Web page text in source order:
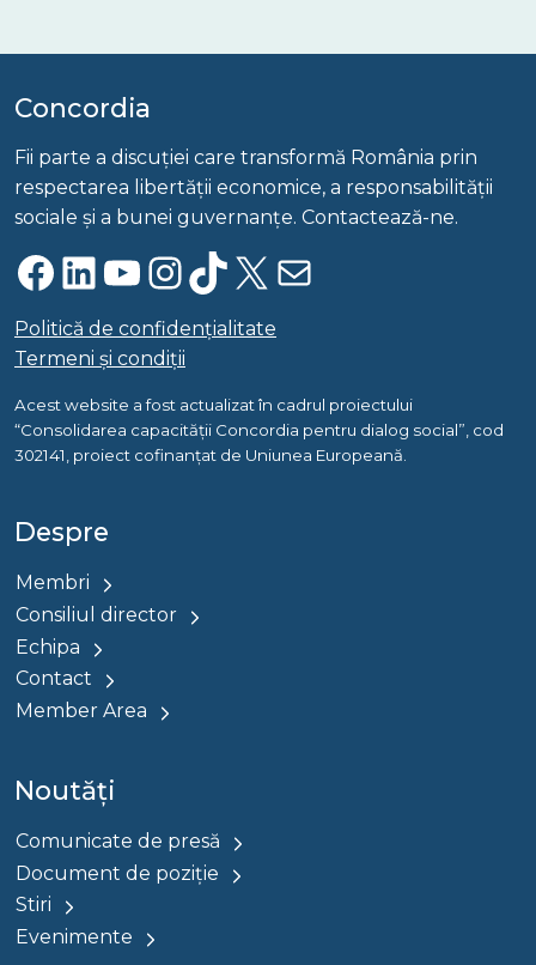
Concordia
Fii parte a discuției care transformă România prin
respectarea libertății economice, a responsabilității
sociale și a bunei guvernanțe. Contactează-ne.
Facebook LinkedIn YouTube InstagramTikTok X Mail
Politică de confidențialitate
Termeni și condiții
Acest website a fost actualizat în cadrul proiectului
“Consolidarea capacității Concordia pentru dialog social”, cod
302141, proiect cofinanțat de Uniunea Europeană.
Despre
Membri
Consiliul director
Echipa
Contact
Member Area
Noutăți
Comunicate de presă
Document de poziție
Stiri
Evenimente